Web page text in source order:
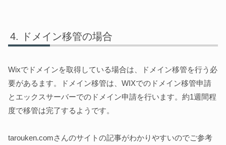
ドメイン移管の場合
Wixでドメインを取得している場合は、ドメイン移管を行う必
要があるます。ドメイン移管は、WIXでのドメイン移管申請
とエックスサーバーでのドメイン申請を行います。約1週間程
度で移管は完了するようです。
tarouken.comさんのサイトの記事がわかりやすいのでご参考